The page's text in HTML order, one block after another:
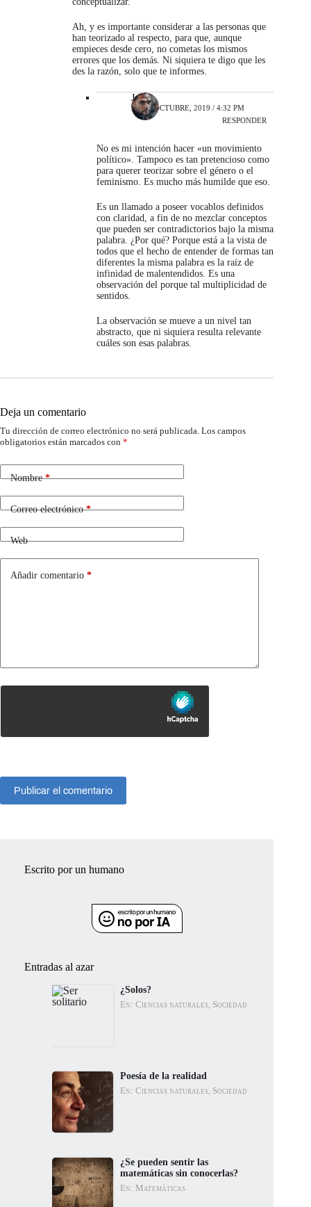
Ah, y es importante considerar a las personas que
han teorizado al respecto, para que, aunque
empieces desde cero, no cometas los mismos
errores que los demás. Ni siquiera te digo que les
des la razón, solo que te informes.
Javier
24 DE OCTUBRE, 2019 / 4:32 PM
RESPONDER
No es mi intención hacer «un movimiento
político». Tampoco es tan pretencioso como
para querer teorizar sobre el género o el
feminismo. Es mucho más humilde que eso.
Es un llamado a poseer vocablos definidos
con claridad, a fin de no mezclar conceptos
que pueden ser contradictorios bajo la misma
palabra. ¿Por qué? Porque está a la vista de
todos que el hecho de entender de formas tan
diferentes la misma palabra es la raíz de
infinidad de malentendidos. Es una
observación del porque tal multiplicidad de
sentidos.
La observación se mueve a un nivel tan
abstracto, que ni siquiera resulta relevante
cuáles son esas palabras.
Deja un comentario
Tu dirección de correo electrónico no será publicada. Los campos
obligatorios están marcados con *
Nombre*
Correo electrónico*
Web
Añadir comentario *
Publicar el comentario
Escrito por un humano
Entradas al azar
¿Solos?
En: Ciencias naturales, Sociedad
Poesía de la realidad
En: Ciencias naturales, Sociedad
¿Se pueden sentir las
matemáticas sin conocerlas?
En: Matemáticas